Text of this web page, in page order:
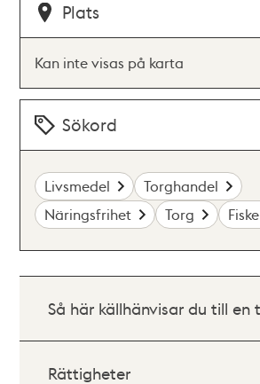
Plats
Kan inte visas på karta
Sökord
Livsmedel
Torghandel
Näringsfrihet
Torg Fiske
Så här källhänvisar du till en
Rättigheter